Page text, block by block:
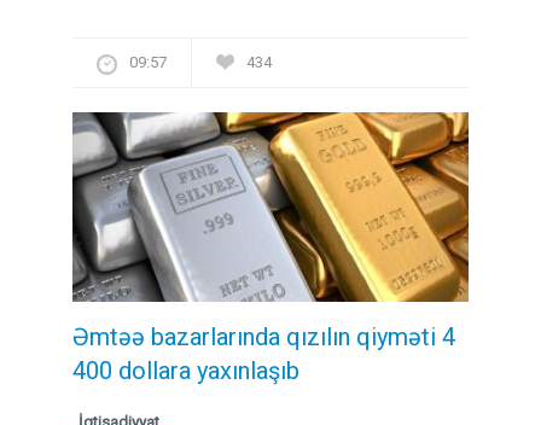
09:57 434
Əmtəə bazarlarında qızılın qiyməti 4
400 dollara yaxınlaşıb